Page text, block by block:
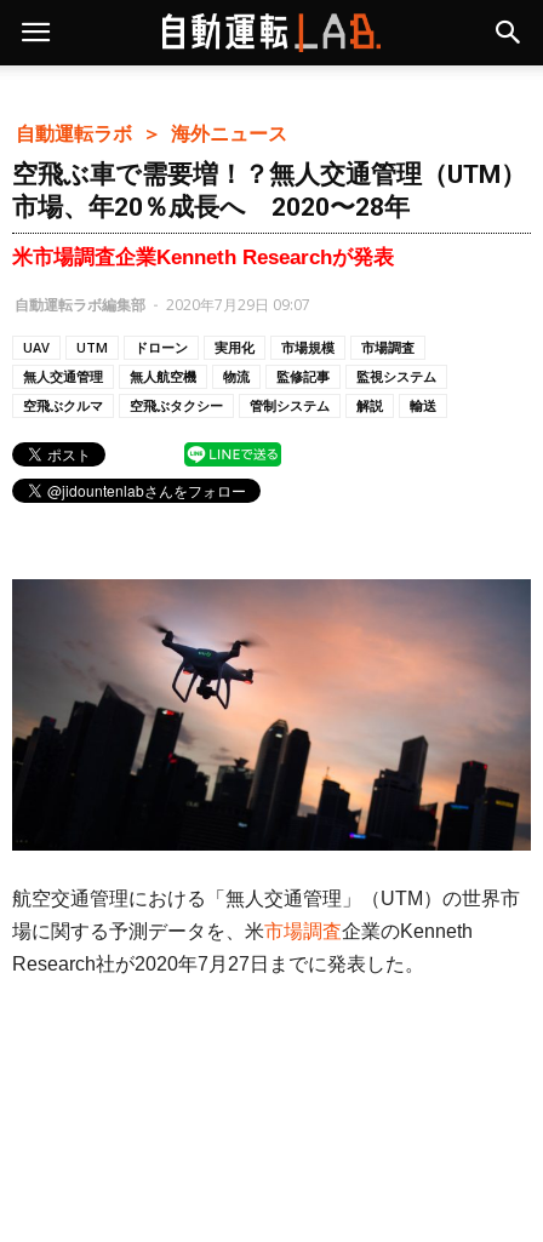
自動運転ラボ ＞ 海外ニュース
空飛ぶ車で需要増！？無人交通管理（UTM）
市場、年20％成長へ 2020〜28年
米市場調査企業Kenneth Researchが発表
自動運転ラボ編集部 - 2020年7月29日 09:07
UAV UTM ドローン 実用化 市場規模
市場調査
無人交通管理
無人航空機 物流 監修記事
監視システム
空飛ぶクルマ
空飛ぶタクシー 管制システム 解説 輸送
航空交通管理における「無人交通管理」（UTM）の世界市
場に関する予測データを、米市場調査企業のKenneth
Research社が2020年7月27日までに発表した。